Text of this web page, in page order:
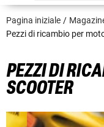
Pagina iniziale
Pezzi di ricambio per
PEZZI DI
SCOOTER